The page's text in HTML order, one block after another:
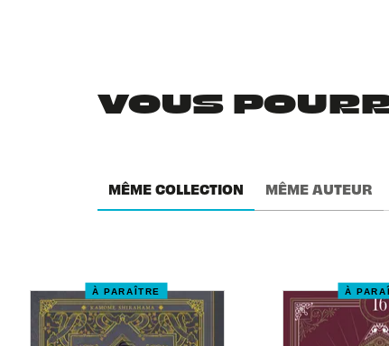
VOUS
MÊME COLLECTION MÊME AUTEUR
À PARAÎTRE À